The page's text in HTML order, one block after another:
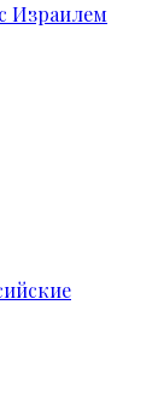
Израилем